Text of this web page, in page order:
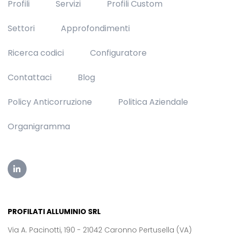
Profili Servizi Profili Custom
Settori Approfondimenti
Ricerca codici Configuratore
Contattaci Blog
Policy Anticorruzione Politica Aziendale
Organigramma
PROFILATI ALLUMINIO SRL
Via A. Pacinotti, 190 - 21042 Caronno Pertusella (VA)